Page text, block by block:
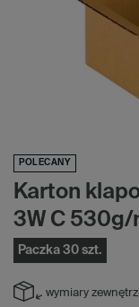
POLECANY
Karton
3W C 530g/
Paczka 30 szt.
wymiary